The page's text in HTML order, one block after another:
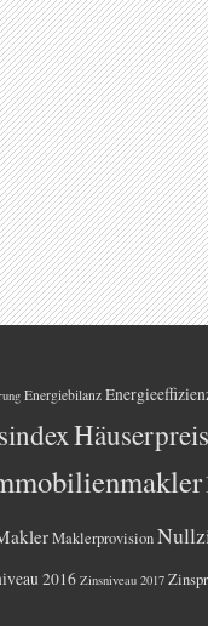
Energiebilanz
Maklerprovision
2016 Zinsniveau 2017